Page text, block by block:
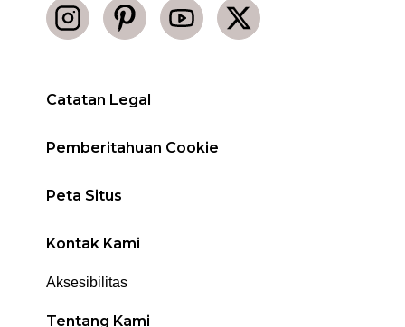
Catatan Legal
Pemberitahuan Cookie
Peta Situs
Kontak Kami
Aksesibilitas
Tentang Kami